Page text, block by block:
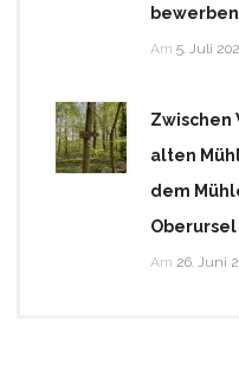
bewerben
Am 5. Juli
Zwischen
alten
dem
Oberursel
Am 26. Juni